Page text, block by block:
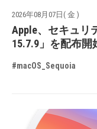
2026年08月07日( 金 )
Apple、セキュリ
15.7.9」を配布開
#macOS_Sequoia